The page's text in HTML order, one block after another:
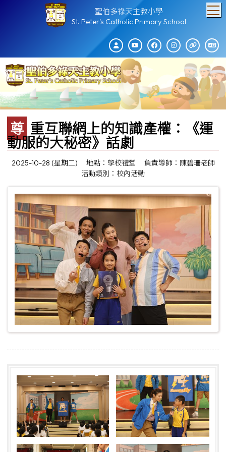
聖伯多祿天主教小學
St. Peter's Catholic Primary School
尊重互聯網上的知識產權：《運
動服的大秘密》話劇
2025-10-28 (星期二) 地點：學校禮堂
負責導師：陳碧珊老師
活動類別：校內活動